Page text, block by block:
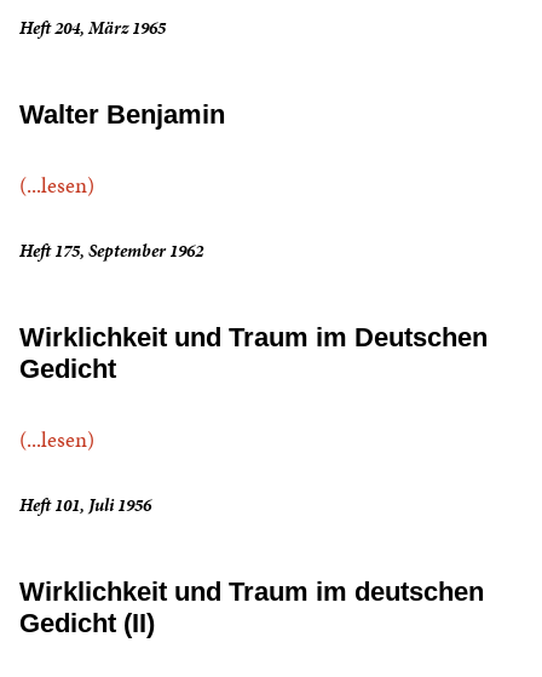
Heft 204, März 1965
Walter Benjamin
(...lesen)
Heft 175, September 1962
Wirklichkeit und Traum im Deutschen
Gedicht
(...lesen)
Heft 101, Juli 1956
Wirklichkeit und Traum im deutschen
Gedicht (II)